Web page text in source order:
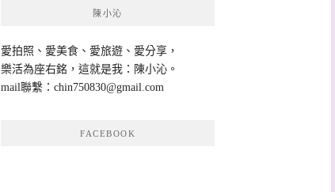
陳小沁
愛拍照、愛美食、愛旅遊、愛分享，
樂活為座右銘，這就是我：陳小沁。
mail聯繫： chin750830@gmail.com
FACEBOOK